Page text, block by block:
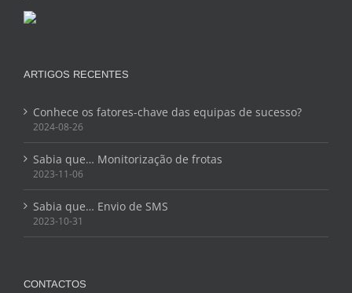
ARTIGOS RECENTES
Conhece os fatores-chave das equipas de sucesso?
2024-08-26
Sabia que… Monitorização de frotas
2023-11-06
Sabia que… Envio de SMS
2023-10-31
CONTACTOS